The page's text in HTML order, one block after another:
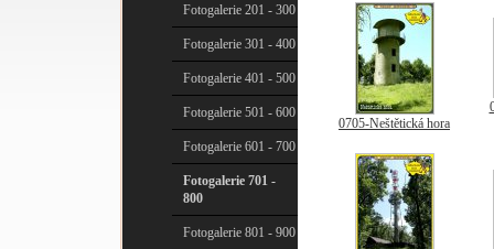
Fotogalerie 201 - 300
Fotogalerie 301 - 400
Fotogalerie 401 - 500
Fotogalerie 501 - 600
Fotogalerie 601 - 700
Fotogalerie 701 -
800
Fotogalerie 801 - 900
0705-Neštětická hora